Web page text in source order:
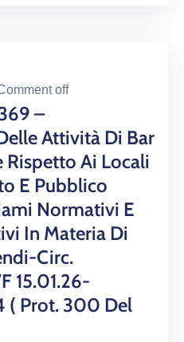
off
–
Attività Di Bar
Rispetto Ai Locali
E Pubblico
Normativi E
In Materia Di
Circ.
15.01.26-
Prot. 300 Del